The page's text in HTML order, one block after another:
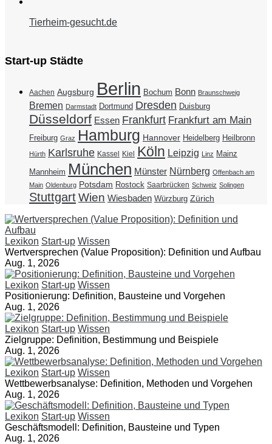
Tierheim-gesucht.de
Start-up Städte
Aachen Augsburg Berlin Bochum Bonn Braunschweig
Bremen Darmstadt Dortmund Dresden Duisburg
Düsseldorf Essen Frankfurt Frankfurt am Main
Freiburg Graz Hamburg Hannover Heidelberg Heilbronn
Hürth Karlsruhe Kassel Kiel Köln Leipzig Linz Mainz
Mannheim München Münster Nürnberg Offenbach am
Main Oldenburg Potsdam Rostock Saarbrücken Schweiz Solingen
StuttgartWien Wiesbaden Würzburg Zürich
Lexikon Start-up Wissen
Wertversprechen (Value Proposition): Definition und Aufbau
Aug. 1, 2026
Lexikon Start-up Wissen
Positionierung: Definition, Bausteine und Vorgehen
Aug. 1, 2026
Lexikon Start-up Wissen
Zielgruppe: Definition, Bestimmung und Beispiele
Aug. 1, 2026
Lexikon Start-up Wissen
Wettbewerbsanalyse: Definition, Methoden und Vorgehen
Aug. 1, 2026
Lexikon Start-up Wissen
Geschäftsmodell: Definition, Bausteine und Typen
Aug. 1, 2026